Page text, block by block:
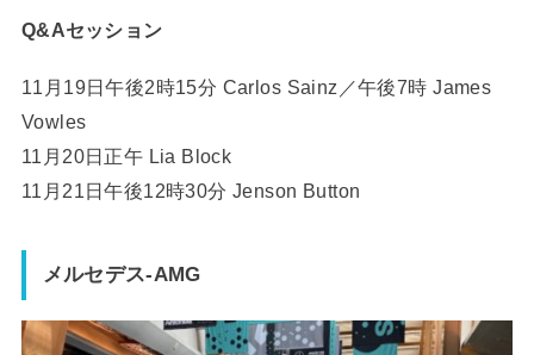
Q&Aセッション
11月19日午後2時15分 Carlos Sainz／午後7時 James
Vowles
11月20日正午 Lia Block
11月21日午後12時30分 Jenson Button
メルセデス-AMG